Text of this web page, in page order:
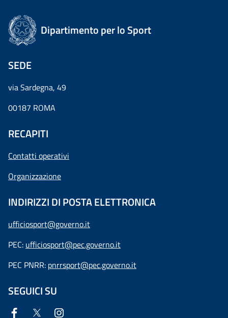
Dipartimento per lo Sport
SEDE
via Sardegna, 49
00187 ROMA
RECAPITI
Contatti operativi
Organizzazione
INDIRIZZI DI POSTA ELETTRONICA
ufficiosport@governo.it
PEC: ufficiosport@pec.governo.it
PEC PNRR: pnrrsport@pec.governo.it
SEGUICI SU